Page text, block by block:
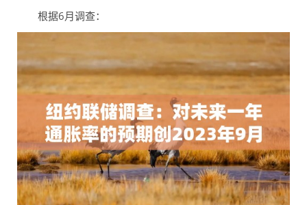
根据6月调查：